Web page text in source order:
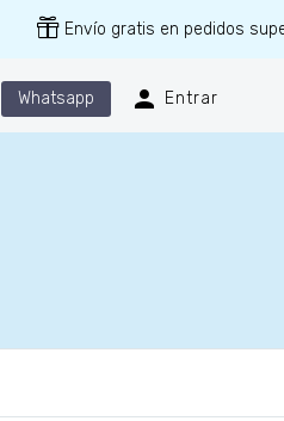
Envío gratis en pedidos
Whatsapp Entrar